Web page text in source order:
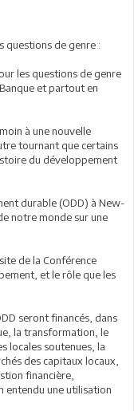
questions de genre :
les questions de genre
et partout en
à une nouvelle
tournant que certains
du développement
durable (ODD) à New-
notre monde sur une
de la Conférence
et le rôle que les
seront financés, dans
la transformation, le
locales soutenues, la
des capitaux locaux,
financière,
entendu une utilisation